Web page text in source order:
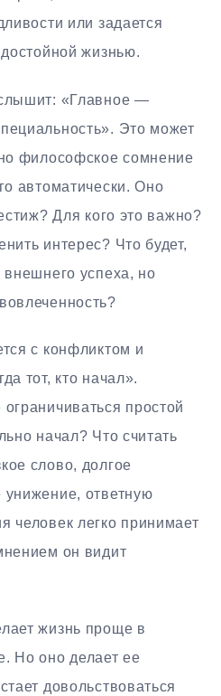
или задается
жизнью.
«Главное —
Это может
философское сомнение
автоматически. Оно
Для кого это важно?
интерес? Что будет,
внешнего успеха, но
с конфликтом и
тот, кто начал».
простой
начал? Что считать
слово, долгое
ответную
человек легко принимает
он видит
жизнь проще в
Но оно делает ее
довольствоваться